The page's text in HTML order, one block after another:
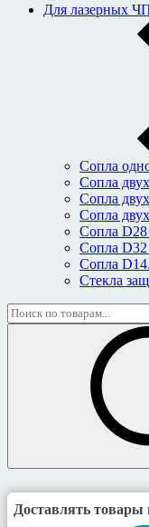
Для лазерных
Сопла
Сопла
Сопла
Сопла
Сопла D28
Сопла
Сопла
Стекла
Доставлять товары